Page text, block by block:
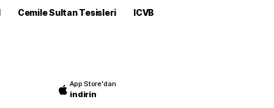
Cemile Sultan Tesisleri
ICVB
App Store'dan
indirin